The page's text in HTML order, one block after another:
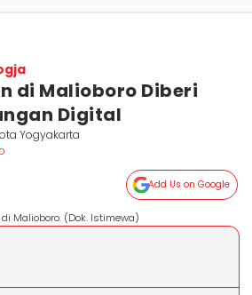
di Malioboro Diberi
Digital
Yogyakarta
Add Us on Google
Malioboro. (Dok. Istimewa)